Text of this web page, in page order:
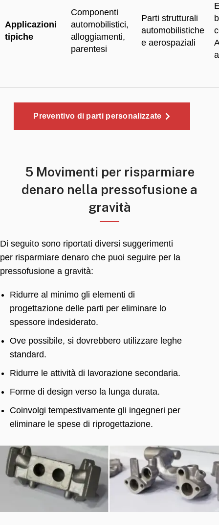
Applicazioni
tipiche
Componenti
automobilistici,
alloggiamenti,
parentesi
Parti strutturali
automobilistiche
e aerospaziali
Preventivo di parti personalizzate
5 Movimenti per risparmiare
denaro nella pressofusione a
gravità
Di seguito sono riportati diversi suggerimenti
per risparmiare denaro che puoi seguire per la
pressofusione a gravità:
Ridurre al minimo gli elementi di
progettazione delle parti per eliminare lo
spessore indesiderato.
Ove possibile, si dovrebbero utilizzare leghe
standard.
Ridurre le attività di lavorazione secondaria.
Forme di design verso la lunga durata.
Coinvolgi tempestivamente gli ingegneri per
eliminare le spese di riprogettazione.